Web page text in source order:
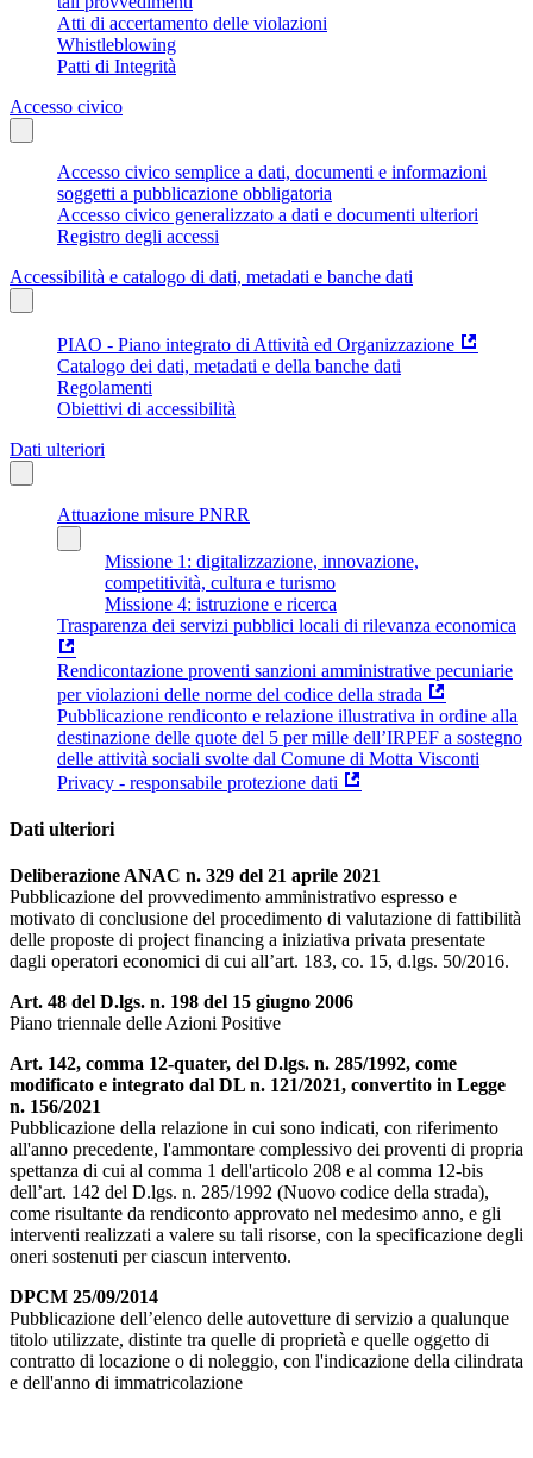
Atti di accertamento delle violazioni
Whistleblowing
Patti di Integrità
Accesso civico
Accesso civico semplice a dati, documenti e informazioni
soggetti a pubblicazione obbligatoria
Accesso civico generalizzato a dati e documenti ulteriori
Registro degli accessi
Accessibilità e catalogo di dati, metadati e banche dati
PIAO - Piano integrato di Attività ed Organizzazione
Catalogo dei dati, metadati e della banche dati
Regolamenti
Obiettivi di accessibilità
Dati ulteriori
Attuazione misure PNRR
Missione 1: digitalizzazione, innovazione,
competitività, cultura e turismo
Missione 4: istruzione e ricerca
Trasparenza dei servizi pubblici locali di rilevanza economica
Rendicontazione proventi sanzioni amministrative pecuniarie
per violazioni delle norme del codice della strada
Pubblicazione rendiconto e relazione illustrativa in ordine alla
destinazione delle quote del 5 per mille dell’IRPEF a sostegno
delle attività sociali svolte dal Comune di Motta Visconti
Privacy - responsabile protezione dati
Dati ulteriori
Deliberazione ANAC n. 329 del 21 aprile 2021
Pubblicazione del provvedimento amministrativo espresso e
motivato di conclusione del procedimento di valutazione di fattibilità
delle proposte di project financing a iniziativa privata presentate
dagli operatori economici di cui all’art. 183, co. 15, d.lgs. 50/2016.
Art. 48 del D.lgs. n. 198 del 15 giugno 2006
Piano triennale delle Azioni Positive
Art. 142, comma 12-quater, del D.lgs. n. 285/1992, come
modificato e integrato dal DL n. 121/2021, convertito in Legge
n. 156/2021
Pubblicazione della relazione in cui sono indicati, con riferimento
all'anno precedente, l'ammontare complessivo dei proventi di propria
spettanza di cui al comma 1 dell'articolo 208 e al comma 12-bis
dell’art. 142 del D.lgs. n. 285/1992 (Nuovo codice della strada),
come risultante da rendiconto approvato nel medesimo anno, e gli
interventi realizzati a valere su tali risorse, con la specificazione degli
oneri sostenuti per ciascun intervento.
DPCM 25/09/2014
Pubblicazione dell’elenco delle autovetture di servizio a qualunque
titolo utilizzate, distinte tra quelle di proprietà e quelle oggetto di
contratto di locazione o di noleggio, con l'indicazione della cilindrata
e dell'anno di immatricolazione